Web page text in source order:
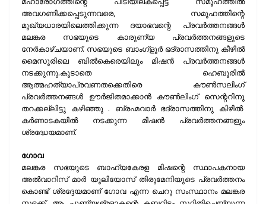
അവഗണിക്കപ്പെടുന്നവരെ, സമൂഹത്തിന്റെ
മുഖ്യധാരയിലെത്തിക്കുന്ന ദയാഭവന്റെ പ്രവര്‍ത്തനങ്ങള്‍
മലങ്കര സഭയുടെ കാരുണ്യ പ്രവര്‍ത്തനങ്ങളുടെ
നേര്‍കാഴ്ചയാണ്. സഭയുടെ ബാംഗ്ളൂര്‍ ഭദ്രാസത്തിനു കീഴില്‍
മൈസൂരിലെ ബില്‍കെരെയിലും മിഷന്‍ പ്രവര്‍ത്തനങ്ങള്‍
നടക്കുന്നു.കൂടാതെ ഹെബൂരില്‍
ആത്മഹത്യാപ്രവണതക്കെതിരെ കൗണ്‍സലിംഗ്
പ്രവര്‍ത്തനങ്ങള്‍ ഊര്‍ജിതമാക്കാന്‍ കൗണ്‍ലിംഗ് സെന്ററിനു
തറക്കല്ലിട്ടു കഴിഞ്ഞു . ബ്രഹ്മവാര്‍ ഭദ്രാസത്തിനു കിഴില്‍
കര്‍ണാടകയില്‍ നടക്കുന്ന മിഷന്‍ പ്രവര്‍ത്തനങ്ങളും
ശ്രദ്ധേയമാണ്.
ഗോവ
മലങ്കര സഭയുടെ ബാഹ്യകേരള മിഷന്റെ സ്ഥാപകനായ
അല്‍വാറിസ് മാര്‍ യൂലിയോസ് തിരുമേനിയുടെ പ്രവര്‍ത്തനം
കൊണ്ട് ശ്രദ്ദേയമാണ് ഗോവ എന്ന ചെറു സംസ്ഥാനം മലങ്കര